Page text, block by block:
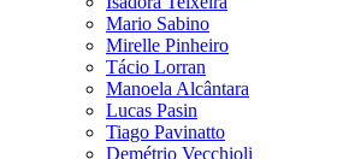
Mario Sabino
Mirelle Pinheiro
Tácio Lorran
Manoela Alcântara
Lucas Pasin
Tiago Pavinatto
Demétrio Vecchioli